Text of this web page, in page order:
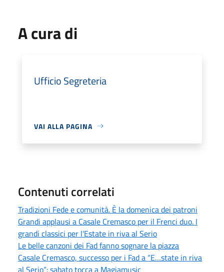
A cura di
Ufficio Segreteria
VAI ALLA PAGINA
Contenuti correlati
Tradizioni Fede e comunità. È la domenica dei patroni
Grandi applausi a Casale Cremasco per il Frenci duo. I
grandi classici per l'Estate in riva al Serio
Le belle canzoni dei Fad fanno sognare la piazza
Casale Cremasco, successo per i Fad a “E…state in riva
al Serio”: sabato tocca a Magiamusic